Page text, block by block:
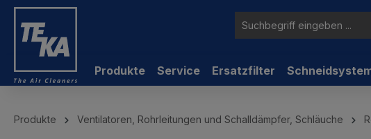
Produkte Service Ersatzfilter
Produkte Ventilatoren, Rohrleitungen und Schalldämpfer, Schläuche